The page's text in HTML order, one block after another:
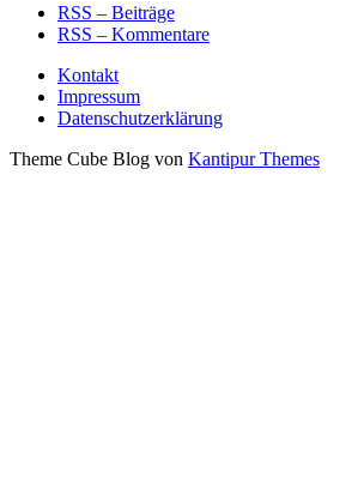
RSS – Beiträge
RSS – Kommentare
Kontakt
Impressum
Datenschutzerklärung
Theme Cube Blog von Kantipur Themes